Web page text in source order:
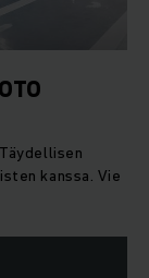
kanssa. Vie